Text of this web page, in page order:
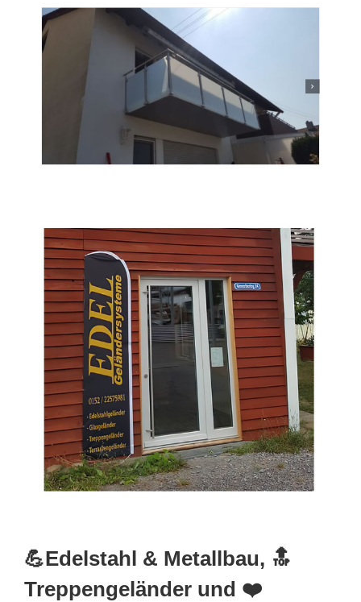
💪Edelstahl & Metallbau, 🔝
Treppengeländer und ❤️